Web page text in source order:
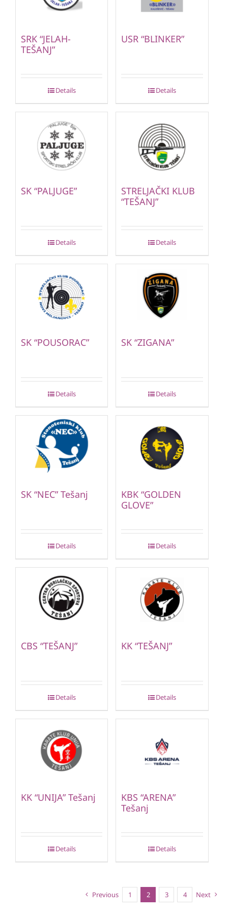
SRK “JELAH-
TEŠANJ”
Details
USR “BLINKER”
Details
SK “PALJUGE”
Details
STRELJAČKI KLUB
“TEŠANJ”
Details
SK “POUSORAC”
Details
SK “ZIGANA”
Details
SK “NEC” Tešanj
Details
KBK “GOLDEN
GLOVE”
Details
CBS “TEŠANJ”
Details
KK “TEŠANJ”
Details
KK “UNIJA” Tešanj
Details
KBS “ARENA”
Tešanj
Details
Previous 1 2 3 4 Next